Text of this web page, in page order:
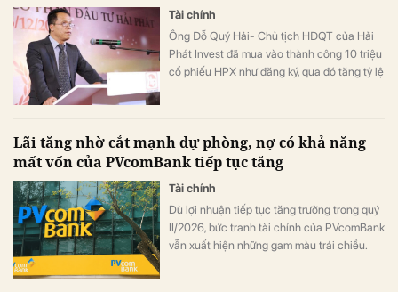
Tài chính
Ông Đỗ Quý Hải- Chủ tịch HĐQT của Hải
Phát Invest đã mua vào thành công 10 triệu
cổ phiếu HPX như đăng ký, qua đó tăng tỷ lệ
Lãi tăng nhờ cắt mạnh dự phòng, nợ có khả năng
mất vốn của PVcomBank tiếp tục tăng
Tài chính
Dù lợi nhuận tiếp tục tăng trưởng trong quý
II/2026, bức tranh tài chính của PVcomBank
vẫn xuất hiện những gam màu trái chiều.